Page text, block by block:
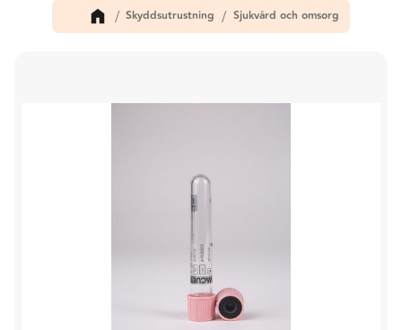
Skyddsutrustning Sjukvård och omsorg